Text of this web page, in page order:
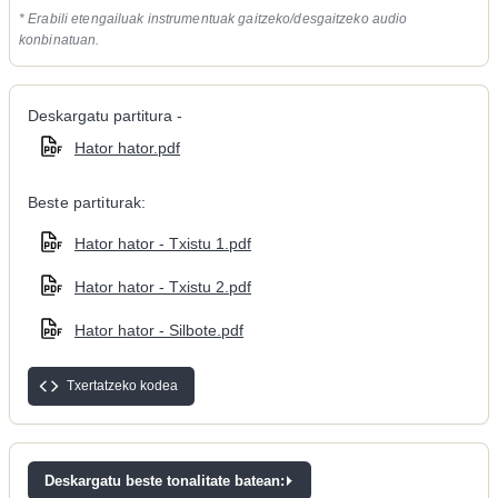
* Erabili etengailuak instrumentuak gaitzeko/desgaitzeko audio
konbinatuan.
Deskargatu partitura -
Hator hator.pdf
Beste partiturak:
Hator hator - Txistu 1.pdf
Hator hator - Txistu 2.pdf
Hator hator - Silbote.pdf
Txertatzeko kodea
Deskargatu beste tonalitate batean: